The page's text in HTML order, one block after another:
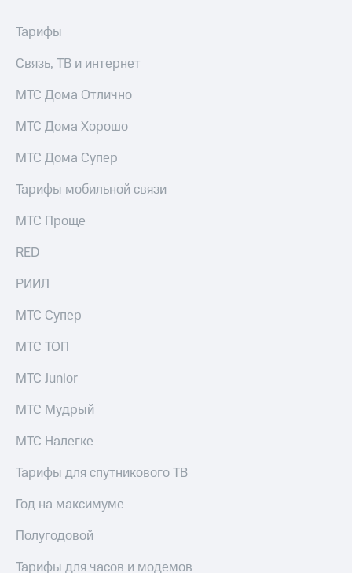
Контроль
аудит
акций
Описание
Программа
приобретения
выкупа
акций
Еврооблигации-2023
о
именных
Другое
Регистратор
Контакты
развитие
деловая этика
Тарифы
Связь, ТВ и интернет
МТС Дома Отлично
МТС Дома Хорошо
МТС Дома Супер
Тарифы мобильной связи
МТС Проще
RED
РИИЛ
МТС Супер
МТС ТОП
МТС Junior
МТС Мудрый
МТС Налегке
Тарифы для спутникового ТВ
Год на максимуме
Полугодовой
Тарифы для часов и модемов